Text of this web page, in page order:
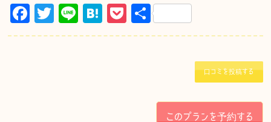
F
a
T
w
Li
n
H
at
P
o
共
有
口コミを投稿する
このプランを予約する